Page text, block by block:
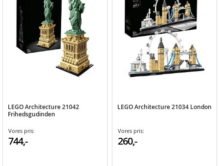
LEGO Architecture 21042
Frihedsgudinden
Vores pris:
744,-
LEGO Architecture 21034 London
Vores pris:
260,-